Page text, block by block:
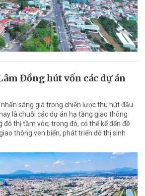
Đồng hút vốn các dự án
sáng giá trong chiến lược thu hút đầu
là chuỗi các dự án hạ tầng giao thông
đô thị tầm vóc; trong đó, có thể kể đến đề
thông ven biển, phát triển đô thị sinh